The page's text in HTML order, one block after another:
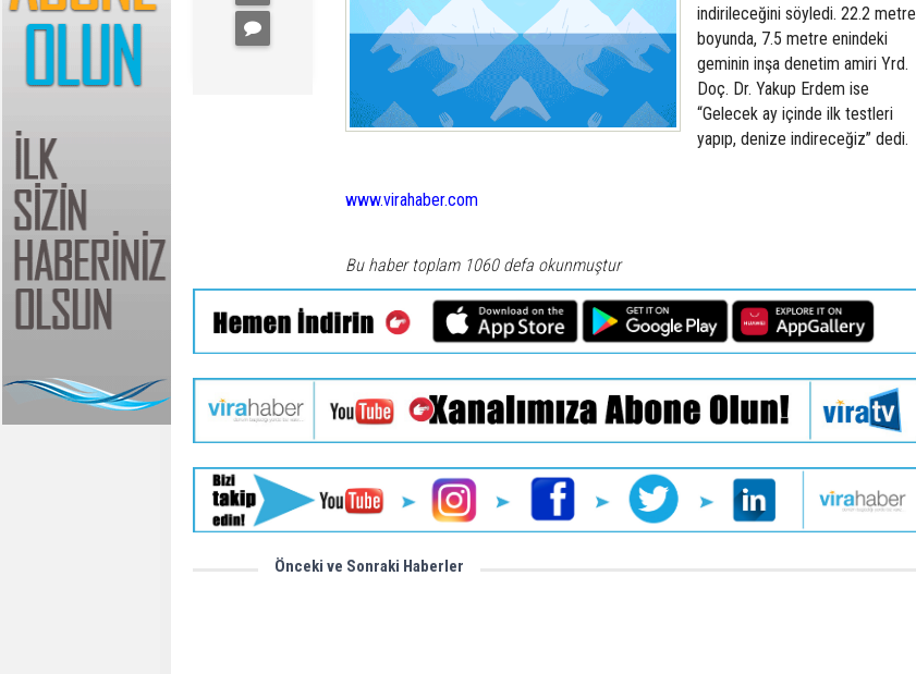
indirileceğini söyledi. 22.2 metre
boyunda, 7.5 metre enindeki
geminin inşa denetim amiri Yrd.
Doç. Dr. Yakup Erdem ise
“Gelecek ay içinde ilk testleri
yapıp, denize indireceğiz” dedi.
www.virahaber.com
Bu haber toplam 1060 defa okunmuştur
Önceki ve Sonraki Haberler